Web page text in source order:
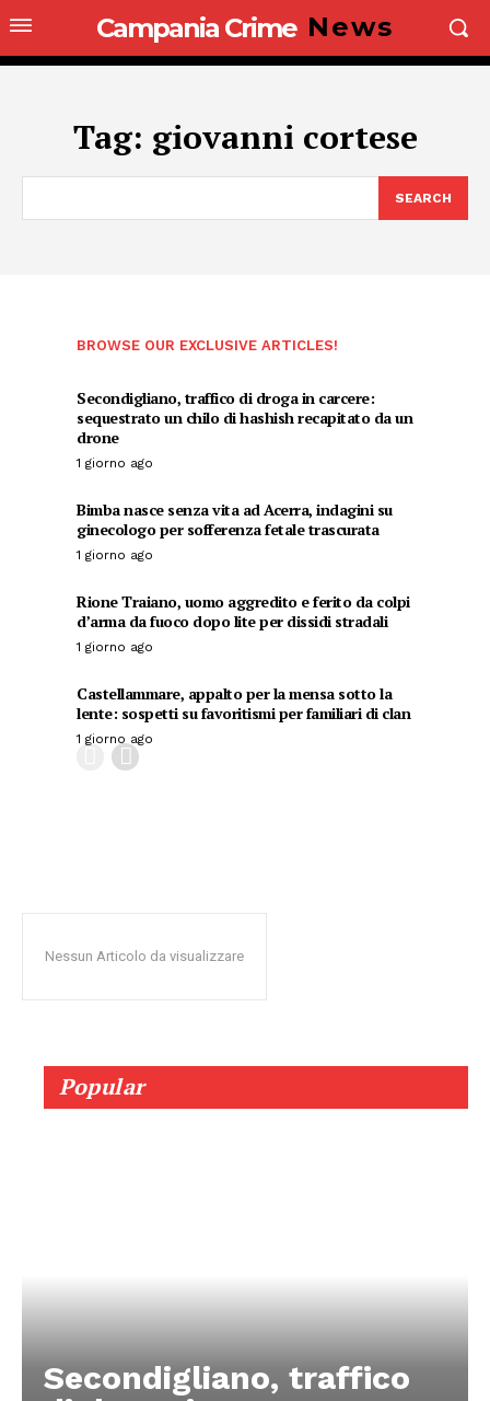
Campania Crime News
Tag: giovanni cortese
SEARCH
BROWSE OUR EXCLUSIVE ARTICLES!
Secondigliano, traffico di droga in carcere:
sequestrato un chilo di hashish recapitato da un
drone
1 giorno ago
Bimba nasce senza vita ad Acerra, indagini su
ginecologo per sofferenza fetale trascurata
1 giorno ago
Rione Traiano, uomo aggredito e ferito da colpi
d’arma da fuoco dopo lite per dissidi stradali
1 giorno ago
Castellammare, appalto per la mensa sotto la
lente: sospetti su favoritismi per familiari di clan
1 giorno ago
Nessun Articolo da visualizzare
Popular
Secondigliano, traffico